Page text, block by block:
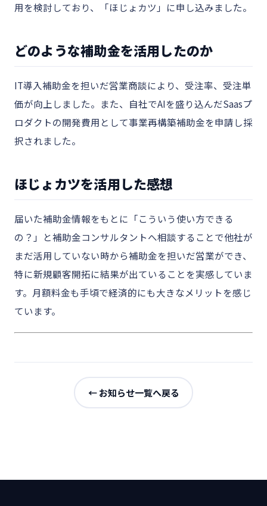
用を検討しており、「ほじょカツ」に申し込みました。
どのような補助金を活用したのか
IT導入補助金を担いだ営業商談により、受注率、受注単
価が向上しました。また、自社でAIを盛り込んだSaasプ
ロダクトの開発費用として事業再構築補助金を申請し採
択されました。
ほじょカツを活用した感想
届いた補助金情報をもとに「こういう使い方できる
の？」と補助金コンサルタントへ相談することで他社が
まだ活用していない時から補助金を担いだ営業ができ、
特に新規顧客開拓に結果が出ていることを実感していま
す。月額料金も手頃で経済的にも大きなメリットを感じ
ています。
← お知らせ一覧へ戻る